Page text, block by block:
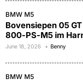
BMW M5
Bovensiepen 05
800-PS-M5 im
June 18, 2026 Benny
BMW M5